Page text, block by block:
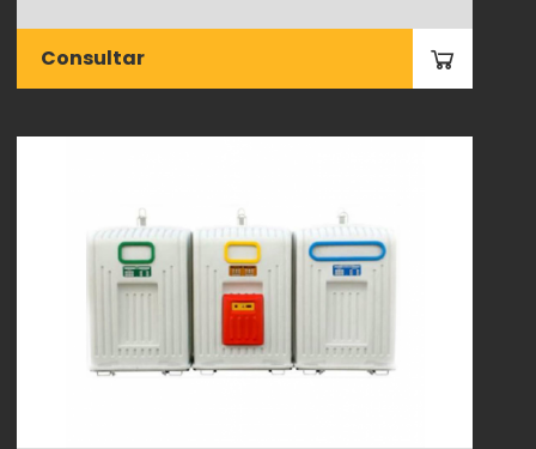
Consultar